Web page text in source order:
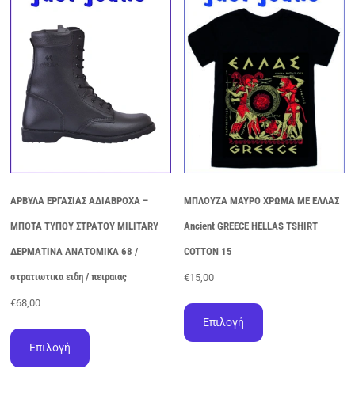
Οι
στη
σελίδα
του
προϊόντος
να
σελίδα
του
προϊόντος
ΑΡΒΥΛΑ ΕΡΓΑΣΙΑΣ ΑΔΙΑΒΡΟΧΑ –
ΜΠΟΤΑ ΤΥΠΟΥ ΣΤΡΑΤΟΥ MILITARY
ΔΕΡΜΑΤΙΝΑ ΑΝΑΤΟΜΙΚΑ 68 /
στρατιωτικα ειδη / πειραιας
€68,00
Επιλογή
προϊόν
ΜΠΛΟΥΖΑ ΜΑΥΡΟ ΧΡΩΜΑ ΜΕ ΕΛΛΑΣ
Ancient GREECE HELLAS TSHIRT
COTTON 15
€15,00
Επιλογή
προϊόν